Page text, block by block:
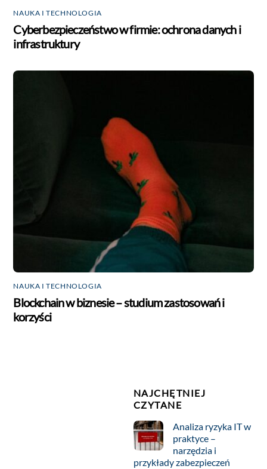
NAUKA I TECHNOLOGIA
Cyberbezpieczeństwo w firmie: ochrona danych i
infrastruktury
NAUKA I TECHNOLOGIA
Blockchain w biznesie – studium zastosowań i
korzyści
NAJCHĘTNIEJ
CZYTANE
Analiza ryzyka IT w
praktyce –
narzędzia i
przykłady zabezpieczeń